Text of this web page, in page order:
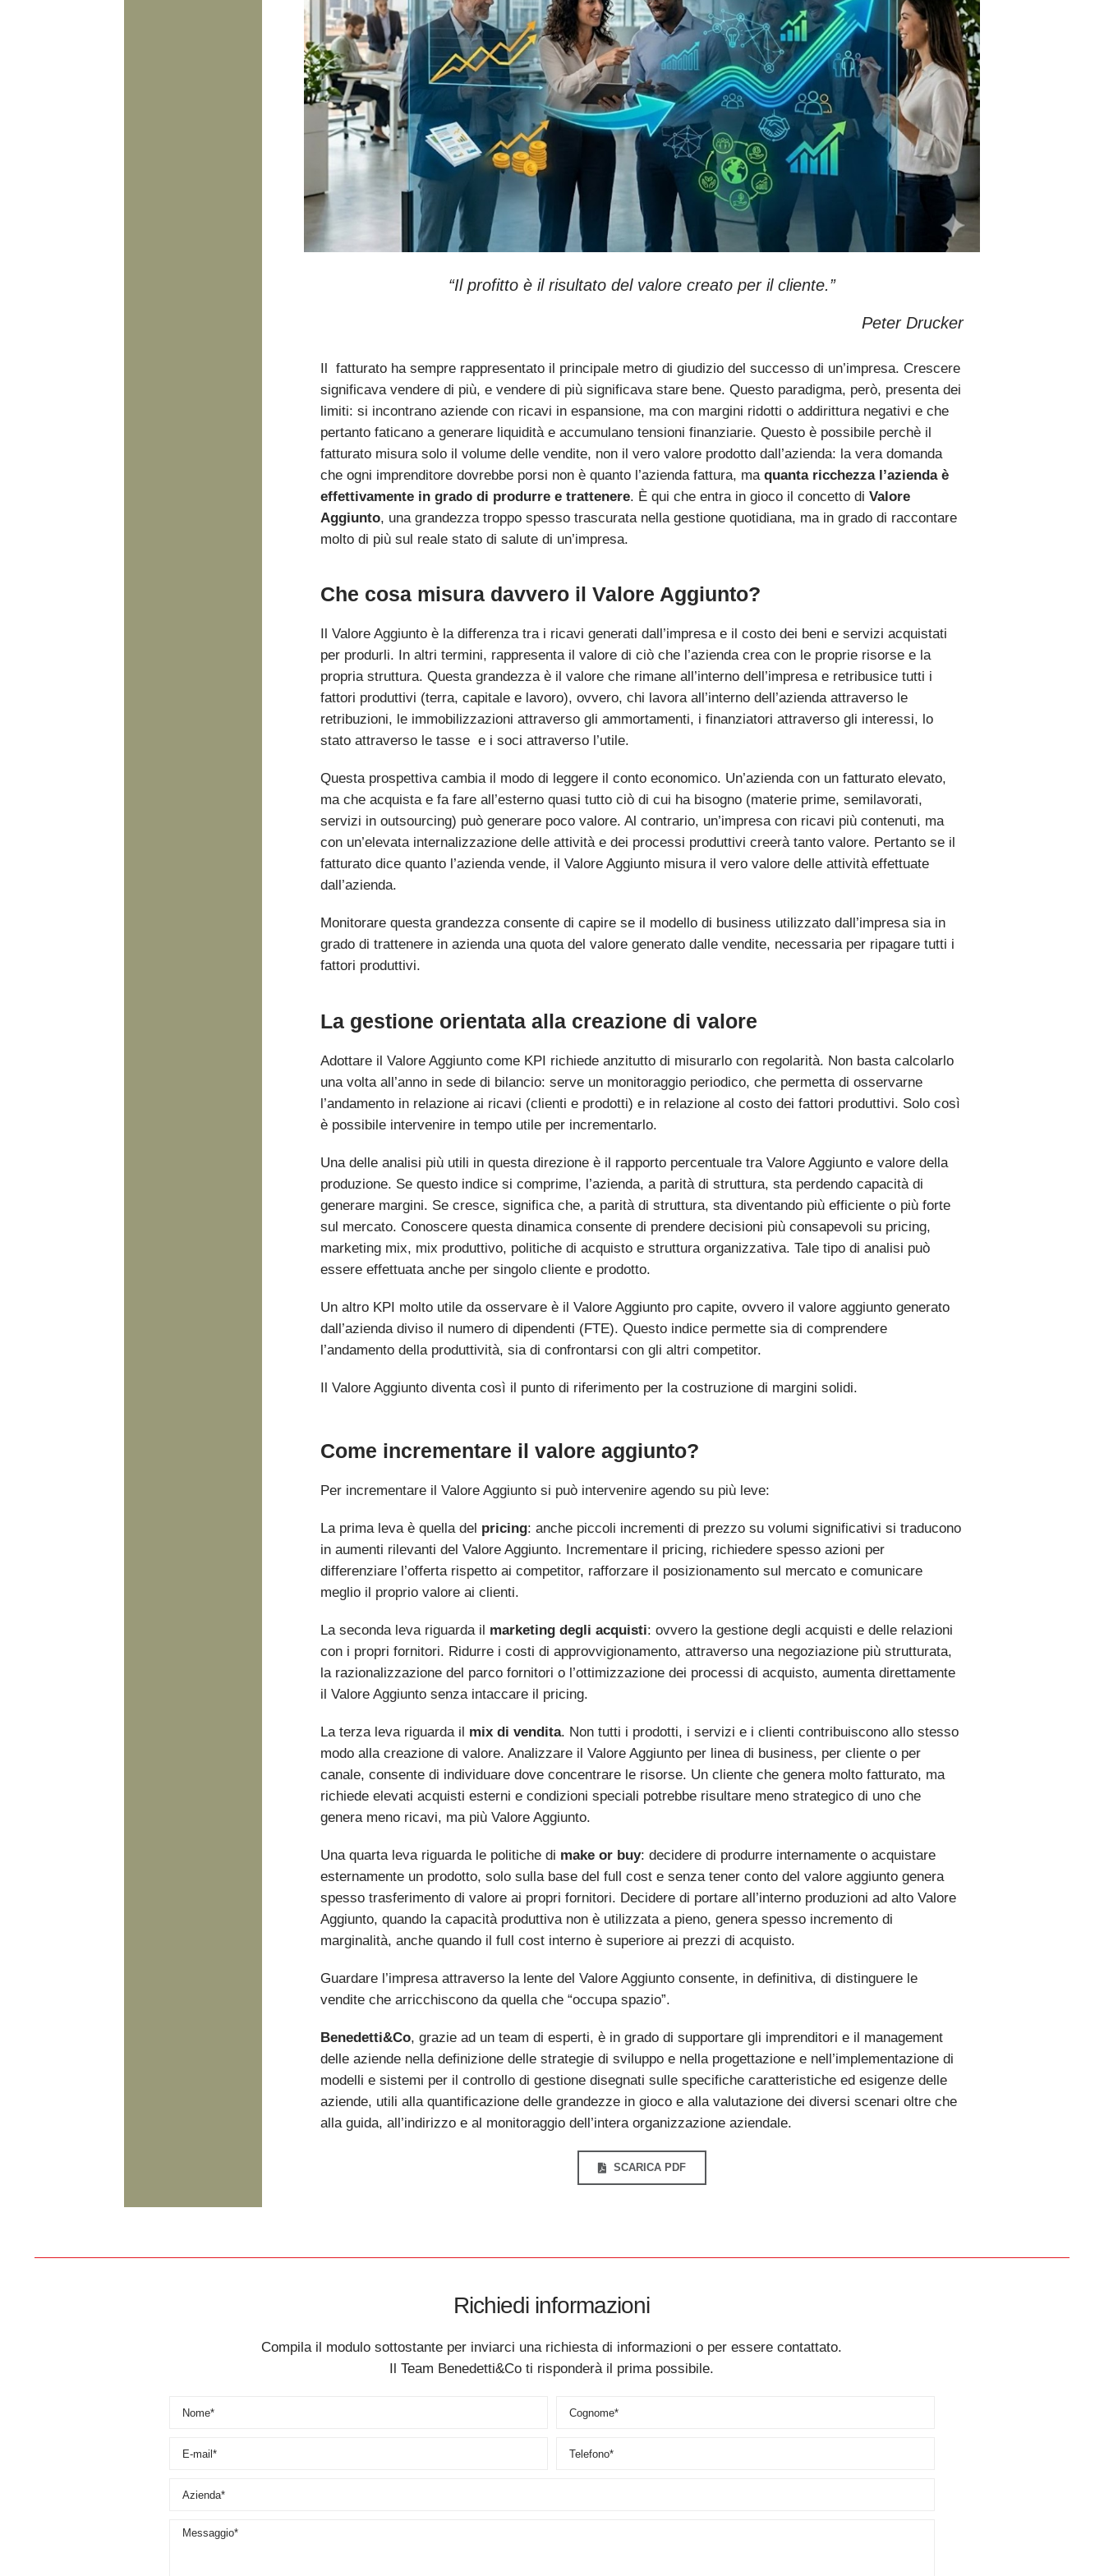
“Il profitto è il risultato del valore creato per il cliente.”
Peter Drucker
Il fatturato ha sempre rappresentato il principale metro di giudizio del successo di un’impresa. Crescere
significava vendere di più, e vendere di più significava stare bene. Questo paradigma, però, presenta dei
limiti: si incontrano aziende con ricavi in espansione, ma con margini ridotti o addirittura negativi e che
pertanto faticano a generare liquidità e accumulano tensioni finanziarie. Questo è possibile perchè il
fatturato misura solo il volume delle vendite, non il vero valore prodotto dall’azienda: la vera domanda
che ogni imprenditore dovrebbe porsi non è quanto l’azienda fattura, ma quanta ricchezza l’azienda è
effettivamente in grado di produrre e trattenere. È qui che entra in gioco il concetto di Valore
Aggiunto, una grandezza troppo spesso trascurata nella gestione quotidiana, ma in grado di raccontare
molto di più sul reale stato di salute di un’impresa.
Che cosa misura davvero il Valore Aggiunto?
Il Valore Aggiunto è la differenza tra i ricavi generati dall’impresa e il costo dei beni e servizi acquistati
per produrli. In altri termini, rappresenta il valore di ciò che l’azienda crea con le proprie risorse e la
propria struttura. Questa grandezza è il valore che rimane all’interno dell’impresa e retribusice tutti i
fattori produttivi (terra, capitale e lavoro), ovvero, chi lavora all’interno dell’azienda attraverso le
retribuzioni, le immobilizzazioni attraverso gli ammortamenti, i finanziatori attraverso gli interessi, lo
stato attraverso le tasse e i soci attraverso l’utile.
Questa prospettiva cambia il modo di leggere il conto economico. Un’azienda con un fatturato elevato,
ma che acquista e fa fare all’esterno quasi tutto ciò di cui ha bisogno (materie prime, semilavorati,
servizi in outsourcing) può generare poco valore. Al contrario, un’impresa con ricavi più contenuti, ma
con un’elevata internalizzazione delle attività e dei processi produttivi creerà tanto valore. Pertanto se il
fatturato dice quanto l’azienda vende, il Valore Aggiunto misura il vero valore delle attività effettuate
dall’azienda.
Monitorare questa grandezza consente di capire se il modello di business utilizzato dall’impresa sia in
grado di trattenere in azienda una quota del valore generato dalle vendite, necessaria per ripagare tutti i
fattori produttivi.
La gestione orientata alla creazione di valore
Adottare il Valore Aggiunto come KPI richiede anzitutto di misurarlo con regolarità. Non basta calcolarlo
una volta all’anno in sede di bilancio: serve un monitoraggio periodico, che permetta di osservarne
l’andamento in relazione ai ricavi (clienti e prodotti) e in relazione al costo dei fattori produttivi. Solo così
è possibile intervenire in tempo utile per incrementarlo.
Una delle analisi più utili in questa direzione è il rapporto percentuale tra Valore Aggiunto e valore della
produzione. Se questo indice si comprime, l’azienda, a parità di struttura, sta perdendo capacità di
generare margini. Se cresce, significa che, a parità di struttura, sta diventando più efficiente o più forte
sul mercato. Conoscere questa dinamica consente di prendere decisioni più consapevoli su pricing,
marketing mix, mix produttivo, politiche di acquisto e struttura organizzativa. Tale tipo di analisi può
essere effettuata anche per singolo cliente e prodotto.
Un altro KPI molto utile da osservare è il Valore Aggiunto pro capite, ovvero il valore aggiunto generato
dall’azienda diviso il numero di dipendenti (FTE). Questo indice permette sia di comprendere
l’andamento della produttività, sia di confrontarsi con gli altri competitor.
Il Valore Aggiunto diventa così il punto di riferimento per la costruzione di margini solidi.
Come incrementare il valore aggiunto?
Per incrementare il Valore Aggiunto si può intervenire agendo su più leve:
La prima leva è quella del pricing: anche piccoli incrementi di prezzo su volumi significativi si traducono
in aumenti rilevanti del Valore Aggiunto. Incrementare il pricing, richiedere spesso azioni per
differenziare l’offerta rispetto ai competitor, rafforzare il posizionamento sul mercato e comunicare
meglio il proprio valore ai clienti.
La seconda leva riguarda il marketing degli acquisti: ovvero la gestione degli acquisti e delle relazioni
con i propri fornitori. Ridurre i costi di approvvigionamento, attraverso una negoziazione più strutturata,
la razionalizzazione del parco fornitori o l’ottimizzazione dei processi di acquisto, aumenta direttamente
il Valore Aggiunto senza intaccare il pricing.
La terza leva riguarda il mix di vendita. Non tutti i prodotti, i servizi e i clienti contribuiscono allo stesso
modo alla creazione di valore. Analizzare il Valore Aggiunto per linea di business, per cliente o per
canale, consente di individuare dove concentrare le risorse. Un cliente che genera molto fatturato, ma
richiede elevati acquisti esterni e condizioni speciali potrebbe risultare meno strategico di uno che
genera meno ricavi, ma più Valore Aggiunto.
Una quarta leva riguarda le politiche di make or buy: decidere di produrre internamente o acquistare
esternamente un prodotto, solo sulla base del full cost e senza tener conto del valore aggiunto genera
spesso trasferimento di valore ai propri fornitori. Decidere di portare all’interno produzioni ad alto Valore
Aggiunto, quando la capacità produttiva non è utilizzata a pieno, genera spesso incremento di
marginalità, anche quando il full cost interno è superiore ai prezzi di acquisto.
Guardare l’impresa attraverso la lente del Valore Aggiunto consente, in definitiva, di distinguere le
vendite che arricchiscono da quella che “occupa spazio”.
Benedetti&Co, grazie ad un team di esperti, è in grado di supportare gli imprenditori e il management
delle aziende nella definizione delle strategie di sviluppo e nella progettazione e nell’implementazione di
modelli e sistemi per il controllo di gestione disegnati sulle specifiche caratteristiche ed esigenze delle
aziende, utili alla quantificazione delle grandezze in gioco e alla valutazione dei diversi scenari oltre che
alla guida, all’indirizzo e al monitoraggio dell’intera organizzazione aziendale.
SCARICA PDF
Richiedi informazioni
Compila il modulo sottostante per inviarci una richiesta di informazioni o per essere contattato.
Il Team Benedetti&Co ti risponderà il prima possibile.